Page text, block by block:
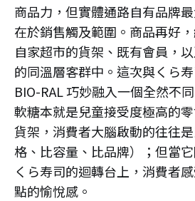
商品力，但實體通路自有品牌
在於銷售觸及範圍。商品再好
自家超市的貨架、既有會員，
的同溫層客群中。​這次與くら
BIO-RAL 巧妙融入一個全然不
軟糖本就是兒童接受度極高的
貨架，消費者大腦啟動的往往
格、比容量、比品牌）；但當
くら寿司的迴轉台上，消費者
點的愉悅感。